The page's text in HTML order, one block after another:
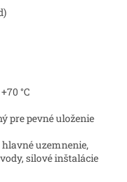
°C
pre pevné uloženie
uzemnenie,
silové inštalácie